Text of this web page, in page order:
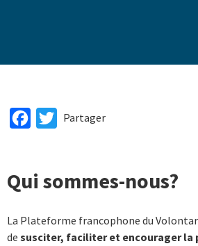
FacebookTwitter
Partager
Qui sommes-nous?
La Plateforme francophone du
de susciter, faciliter et encourager la